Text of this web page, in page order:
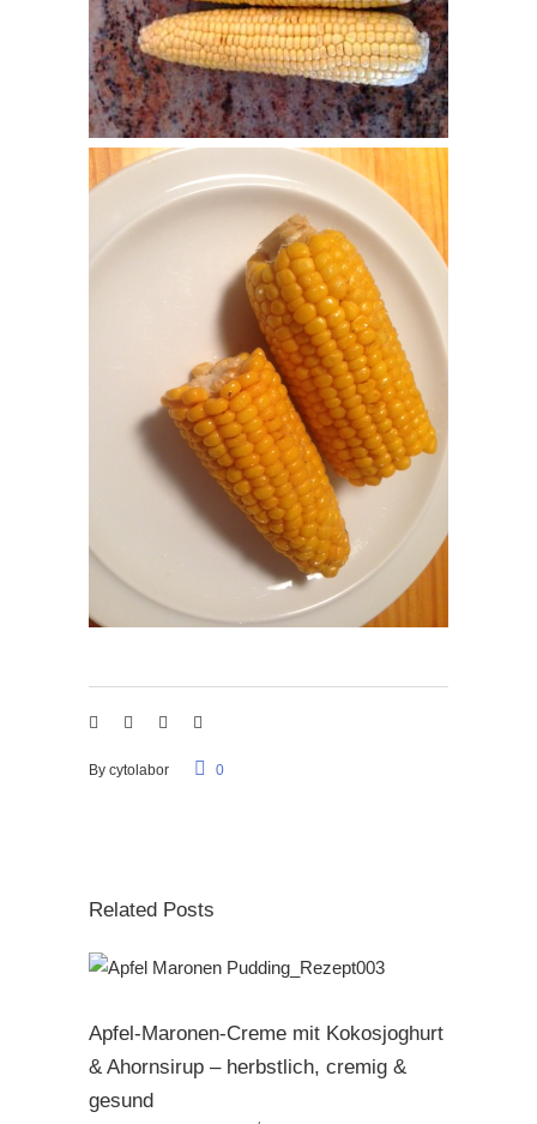
By cytolabor 0
Related Posts
Apfel-Maronen-Creme mit Kokosjoghurt
& Ahornsirup – herbstlich, cremig &
gesund